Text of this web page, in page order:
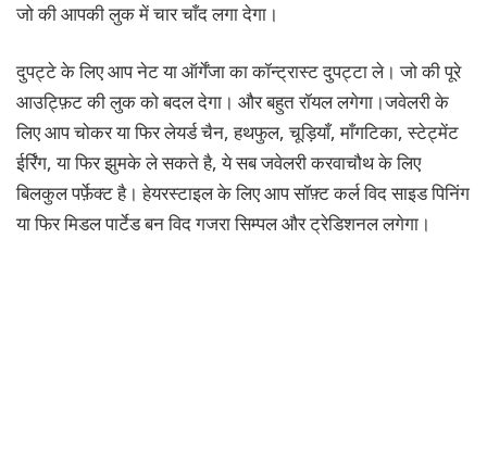
जो की आपकी लुक में चार चाँद लगा देगा।
दुपट्टे के लिए आप नेट या ऑर्गेंजा का कॉन्ट्रास्ट दुपट्टा ले। जो की पूरे
आउट्फ़िट की लुक को बदल देगा। और बहुत रॉयल लगेगा।जवेलरी के
लिए आप चोकर या फिर लेयर्ड चैन, हथफुल, चूड़ियाँ, माँगटिका, स्टेट्मेंट
ईर्रिंग, या फिर झुमके ले सकते है, ये सब जवेलरी करवाचौथ के लिए
बिलकुल पर्फ़ेक्ट है। हेयरस्टाइल के लिए आप सॉफ़्ट कर्ल विद साइड पिनिंग
या फिर मिडल पार्टेड बन विद गजरा सिम्पल और ट्रेडिशनल लगेगा।